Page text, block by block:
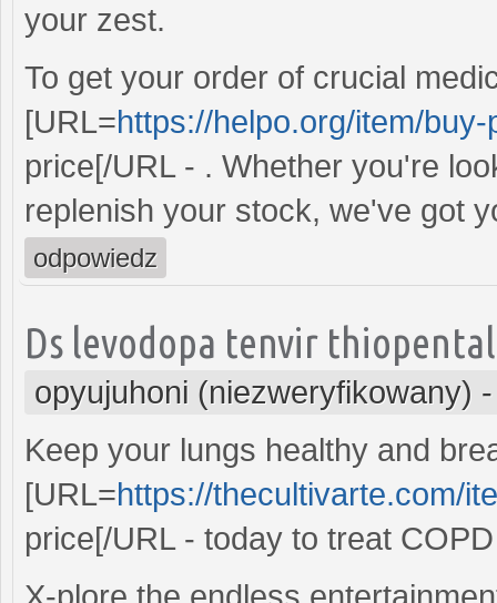
your zest.
To get your order of crucial
[URL=https://helpo.org/item/
price[/URL - . Whether you're
replenish your stock, we've got
odpowiedz
Ds levodopa tenvir
opyujuhoni (niezweryfikowany)
Keep your lungs healthy and
[URL=https://thecultivarte.com/
price[/URL - today to treat
X-plore the endless